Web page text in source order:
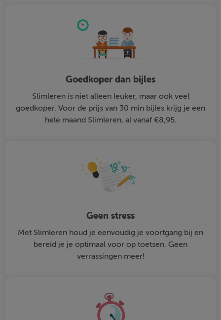
Goedkoper dan bijles
Slimleren is niet alleen leuker, maar ook veel
goedkoper. Voor de prijs van 30 min bijles krijg je een
hele maand Slimleren, al vanaf €8,95.
Geen stress
Met Slimleren houd je eenvoudig je voortgang bij en
bereid je je optimaal voor op toetsen. Geen
verrassingen meer!